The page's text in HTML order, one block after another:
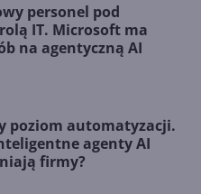
personel pod
IT. Microsoft ma
na agentyczną AI
poziom automatyzacji.
agenty AI
firmy?